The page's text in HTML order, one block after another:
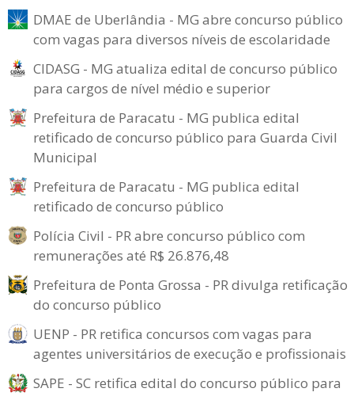
DMAE de Uberlândia - MG abre concurso público
com vagas para diversos níveis de escolaridade
CIDASG - MG atualiza edital de concurso público
para cargos de nível médio e superior
Prefeitura de Paracatu - MG publica edital
retificado de concurso público para Guarda Civil
Municipal
Prefeitura de Paracatu - MG publica edital
retificado de concurso público
Polícia Civil - PR abre concurso público com
remunerações até R$ 26.876,48
Prefeitura de Ponta Grossa - PR divulga retificação
do concurso público
UENP - PR retifica concursos com vagas para
agentes universitários de execução e profissionais
SAPE - SC retifica edital do concurso público para